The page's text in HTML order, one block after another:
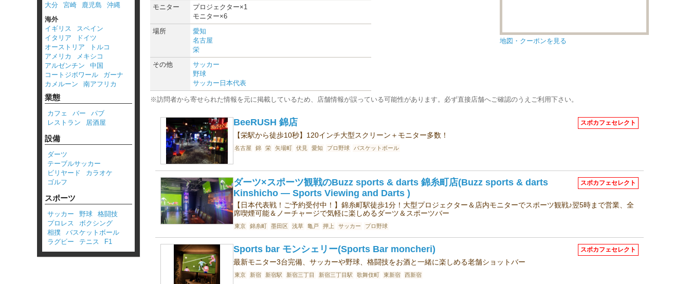
モニター
プロジェクター×1
モニター×6
場所
愛知
名古屋
栄
その他
サッカー
野球
サッカー日本代表
地図・クーポンを見る
※訪問者から寄せられた情報を元に掲載しているため、店舗情報が誤っている可能性があります。必ず直接店舗へご確認のうえご利用下さい。
BeeRUSH 錦店 スポカフェセレクト
【栄駅から徒歩10秒】120インチ大型スクリーン＋モニター多数！
名古屋 錦 栄 矢場町 伏見 愛知 プロ野球 バスケットボール
ダーツ×スポーツ観戦のBuzz sports & darts 錦糸町店(Buzz sports & darts
Kinshicho — Sports Viewing and Darts )
スポカフェセレクト
【日本代表戦！ご予約受付中！】錦糸町駅徒歩1分！大型プロジェクター＆店内モニターでスポーツ観戦♪翌5時まで営業、全
席喫煙可能＆ノーチャージで気軽に楽しめるダーツ＆スポーツバー
東京 錦糸町 墨田区 浅草 亀戸 押上 サッカー プロ野球
Sports bar モンシェリー(Sports Bar moncheri) スポカフェセレクト
最新モニター3台完備、サッカーや野球、格闘技をお酒と一緒に楽しめる老舗ショットバー
東京 新宿 新宿駅 新宿三丁目 新宿三丁目駅 歌舞伎町 東新宿 西新宿
大分
宮崎 鹿児島
沖縄
海外
イギリス
スペイン
イタリア
ドイツ
オーストリア
トルコ
アメリカ
メキシコ
アルゼンチン
中国
コートジボワール
ガーナ
カメルーン
南アフリカ
業態
カフェ バー
パブ
レストラン
居酒屋
設備
ダーツ
テーブルサッカー
ビリヤード
カラオケ
ゴルフ
スポーツ
サッカー 野球
格闘技
プロレス
ボクシング
相撲
バスケットボール
ラグビー
テニス F1